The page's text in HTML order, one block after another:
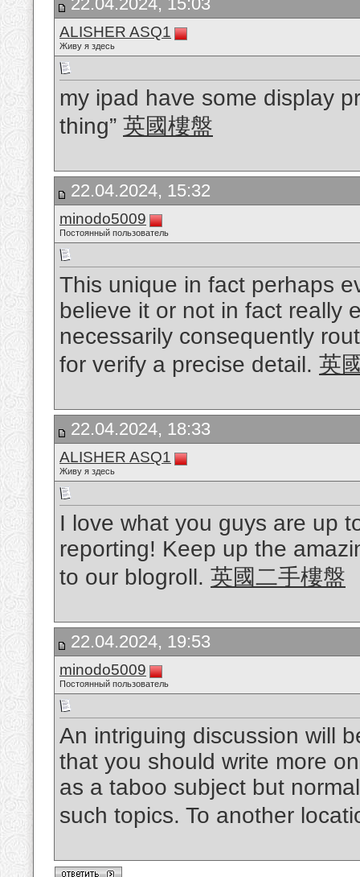
ALISHER ASQ1
Живу я здесь
my ipad have some display
thing” 英國樓盤
22.04.2024, 15:32
minodo5009
Постоянный пользователь
This unique in fact perhaps
believe it or not in fact really
necessarily consequently
for verify a precise detail. 英
22.04.2024, 18:33
ALISHER ASQ1
Живу я здесь
I love what you guys are up
reporting! Keep up the
to our blogroll. 英國二手樓盤
22.04.2024, 19:53
minodo5009
Постоянный пользователь
An intriguing discussion will
that you should write more
as a taboo subject but
such topics. To another